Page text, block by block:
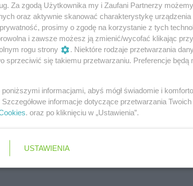
Za zgodą Użytkownika my i Zaufani Partnerzy
oraz aktywnie skanować charakterystykę
prosimy o zgodę na korzystanie z tych
i zawsze możesz ją zmienić/wycofać klikając
rogu strony
. Niektóre rodzaje przetwarzania
sprzeciwić się takiemu przetwarzaniu. Preferencje będą
poniższymi informacjami, abyś mógł świadomie i
informacje dotyczące przetwarzania
. oraz po kliknięciu w „Ustawienia”.
USTAWIENIA